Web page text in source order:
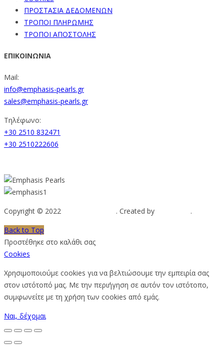
ΠΡΟΣΤΑΣΙΑ ΔΕΔΟΜΕΝΩΝ
ΤΡΟΠΟΙ ΠΛΗΡΩΜΗΣ
ΤΡΟΠΟΙ ΑΠΟΣΤΟΛΗΣ
ΕΠΙΚΟΙΝΩΝΙΑ
Mail:
info@emphasis-pearls.gr
sales@emphasis-pearls.gr
Τηλέφωνο:
+30 2510 832471
+30 2510222606
Copyright © 2022 . Created by
.
Back to Top
Προστέθηκε στο καλάθι σας
Cookies
Χρησιμοποιούμε cookies για να βελτιώσουμε την εμπειρία σας
στον ιστότοπό μας. Με την περιήγηση σε αυτόν τον ιστότοπο,
συμφωνείτε με τη χρήση των cookies από εμάς.
Ναι, δέχομαι